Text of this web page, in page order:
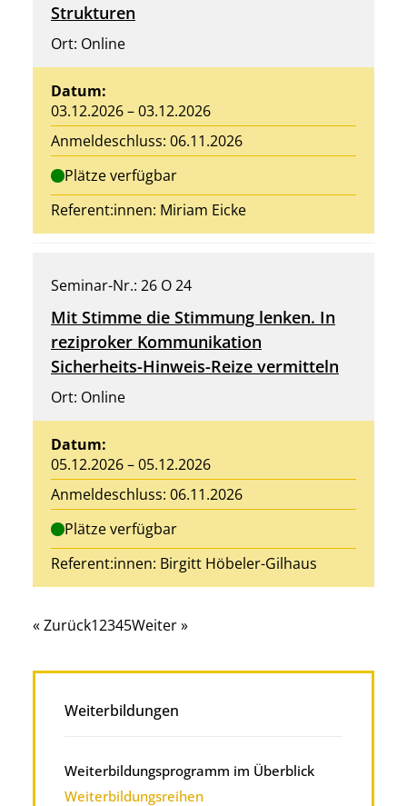
Strukturen
Ort: Online
Datum:
03.12.2026 – 03.12.2026
Anmeldeschluss: 06.11.2026
Plätze verfügbar
Referent:innen: Miriam Eicke
Seminar-Nr.: 26 O 24
Mit Stimme die Stimmung lenken. In
reziproker Kommunikation
Sicherheits-Hinweis-Reize vermitteln
Ort: Online
Datum:
05.12.2026 – 05.12.2026
Anmeldeschluss: 06.11.2026
Plätze verfügbar
Referent:innen: Birgitt Höbeler-Gilhaus
« Zurück12345Weiter »
Weiterbildungen
Weiterbildungsprogramm im Überblick
Weiterbildungsreihen